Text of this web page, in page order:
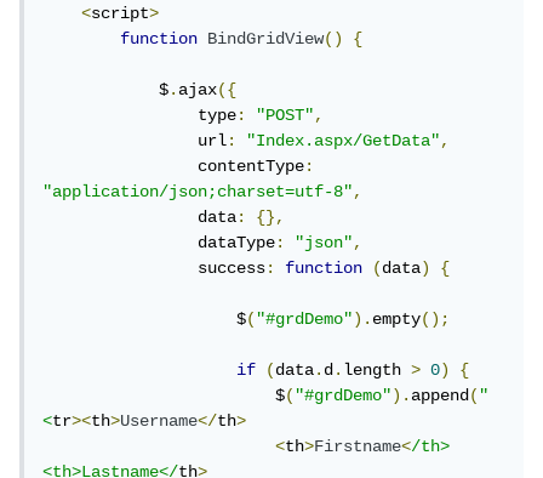
<script>
function
BindGridView() {
            $
.ajax({
                type
: "POST",
                url
: "Index.aspx/GetData",
                contentType
:
"application/json;charset=utf-8",
                data
:
{},
                dataType
: "json",
                success
: function (data) {
                    $
("#grdDemo").empty();
if (data.d.length > 0)
{
                        $
("#grdDemo").append("
<tr><th>Username</th>
<th>Firstname</th>
<th>Lastname</th>